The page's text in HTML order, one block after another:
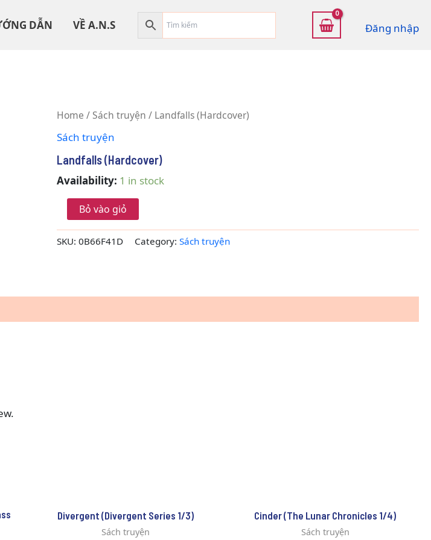
DẪN VỀ A.N.S Đăng nhập
Home /Sách truyện / Landfalls (Hardcover)
Sách truyện
Landfalls (Hardcover)
Availability: 1 in stock
Landfalls
quantity
Bỏ vào giỏ
SKU:0B66F41D Category:Sách truyện
Divergent (Divergent Series 1/3)
Sách truyện
Cinder (The Lunar Chronicles 1/4)
Sách truyện